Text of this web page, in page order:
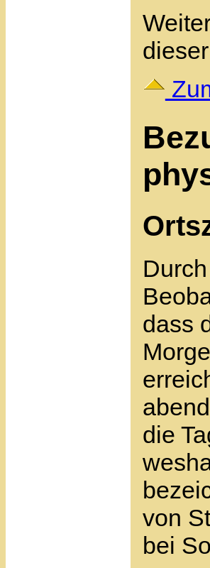
dass
die
von
bei